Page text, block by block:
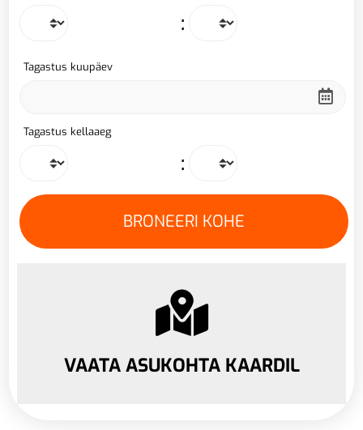
:
Tagastus kuupäev
Tagastus kellaaeg
:
VAATA ASUKOHTA KAARDIL